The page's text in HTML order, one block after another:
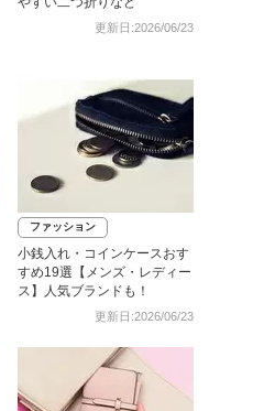
更新日:2026/06/23
ファッション
小銭入れ・コインケースおす
すめ19選【メンズ・レディー
ス】人気ブランドも！
更新日:2026/06/23